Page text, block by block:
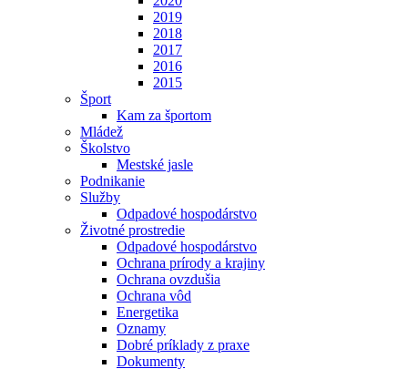
2019
2018
2017
2016
2015
Šport
Kam za športom
Mládež
Školstvo
Mestské jasle
Podnikanie
Služby
Odpadové hospodárstvo
Životné prostredie
Odpadové hospodárstvo
Ochrana prírody a krajiny
Ochrana ovzdušia
Ochrana vôd
Energetika
Oznamy
Dobré príklady z praxe
Dokumenty